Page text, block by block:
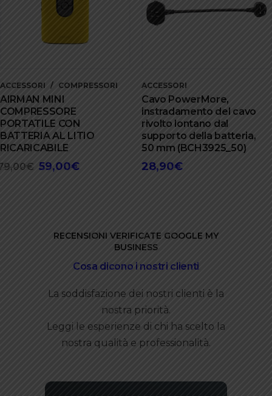
ACCESSORI COMPRESSORI
AIRMAN MINI
COMPRESSORE
PORTATILE CON
BATTERIA AL LITIO
RICARICABILE
€ Il
59,00€
ACCESSORI
Cavo PowerMore,
instradamento del cavo
rivolto lontano dal
supporto della batteria,
50 mm (BCH3925_50)
28,90€
RECENSIONI VERIFICATE GOOGLE MY
BUSINESS
Cosa dicono i nostri clienti
La soddisfazione dei nostri clienti è la
nostra priorità.
Leggi le esperienze di chi ha scelto la
nostra qualità e professionalità.